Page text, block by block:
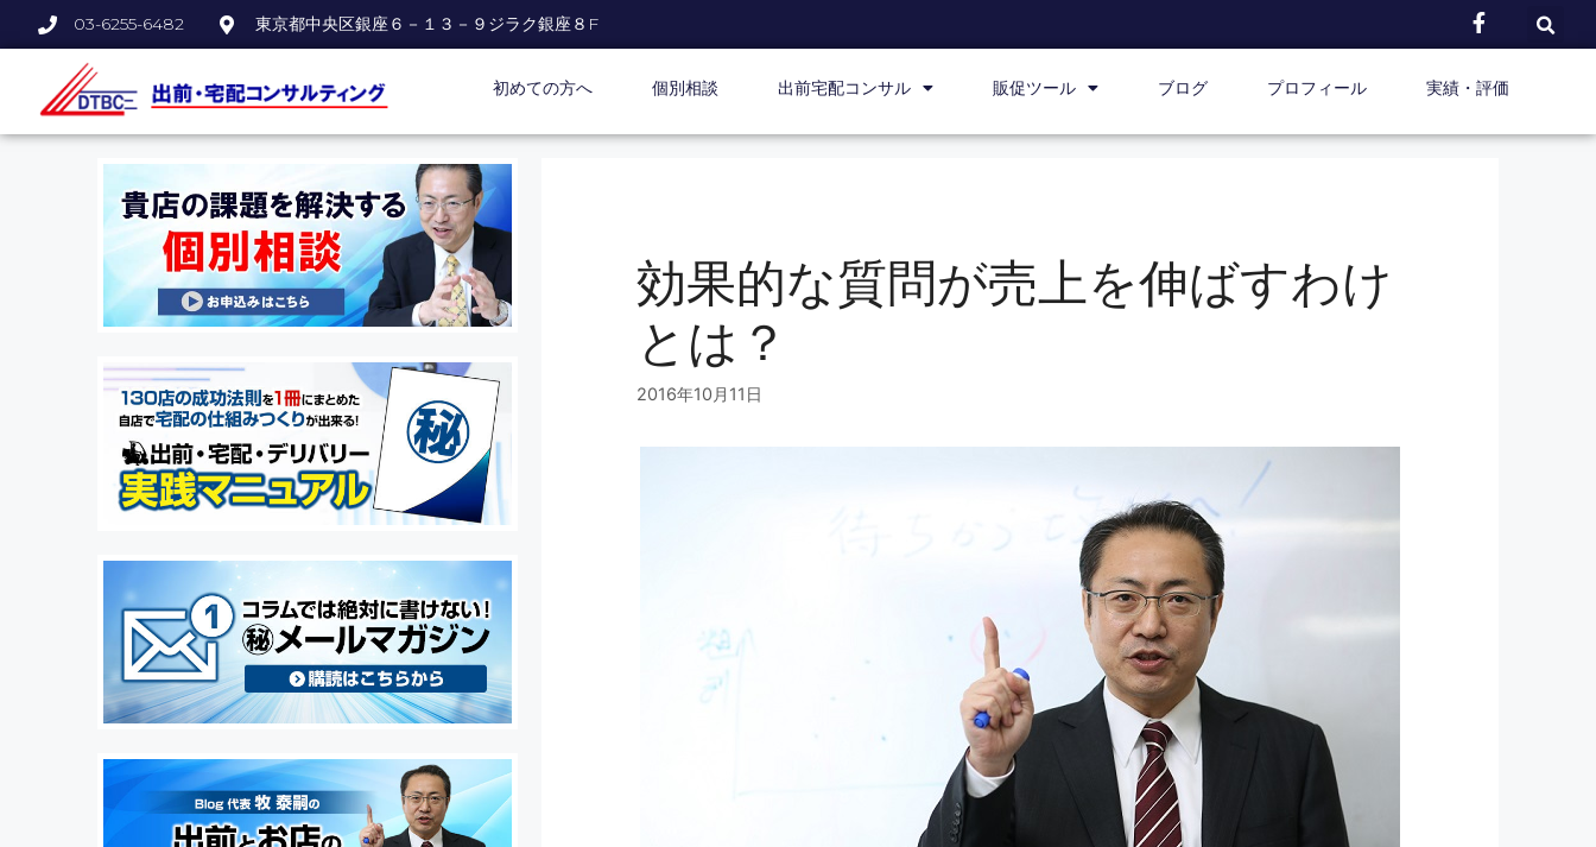
03-6255-6482 東京都中央区銀座６－１３－９ジラク銀座８F
初めての方へ 個別相談 出前宅配コンサル 販促ツール ブログ プロフィール 実績・評価
効果的な質問が売上を伸ばすわけ
とは？
2016年10月11日